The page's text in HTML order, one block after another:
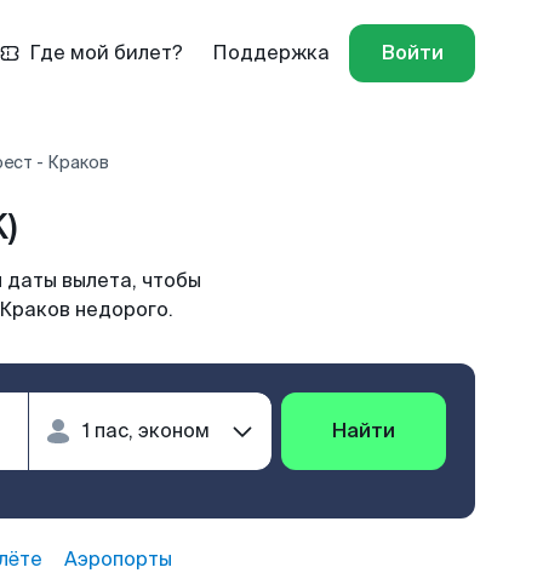
Где мой билет? Поддержка Войти
- Краков
вылета, чтобы
недорого.
Найти
Аэропорты